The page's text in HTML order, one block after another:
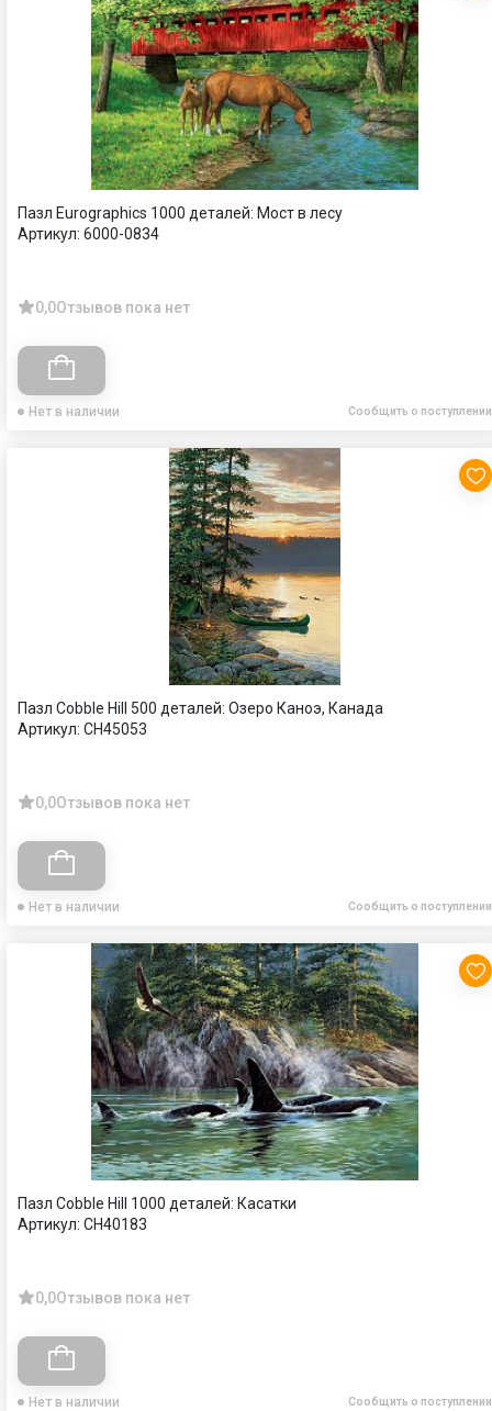
Пазл Eurographics 1000 деталей: Мост в лесу
Артикул: 6000-0834
0,0Отзывов пока нет
Нет в наличии Сообщить о поступлении
Пазл Cobble Hill 500 деталей: Озеро Каноэ, Канада
Артикул: CH45053
0,0Отзывов пока нет
Нет в наличии Сообщить о поступлении
Пазл Cobble Hill 1000 деталей: Касатки
Артикул: CH40183
0,0Отзывов пока нет
Нет в наличии Сообщить о поступлении